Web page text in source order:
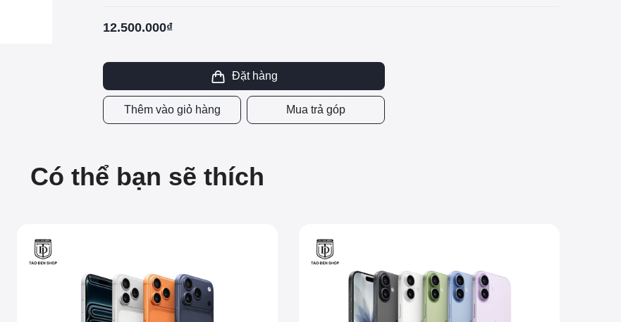
12.500.000₫
Đặt hàng
Thêm vào giỏ hàng Mua trả góp
Có thể bạn sẽ thích